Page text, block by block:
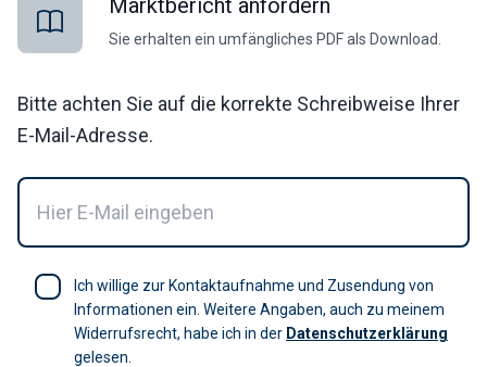
Marktbericht anfordern
Sie erhalten ein umfängliches PDF als Download.
Bitte achten Sie auf die korrekte Schreibweise Ihrer
E-Mail-Adresse.
Ich willige zur Kontaktaufnahme und Zusendung von
Informationen ein. Weitere Angaben, auch zu meinem
Widerrufsrecht, habe ich in der Datenschutzerklärung
gelesen.